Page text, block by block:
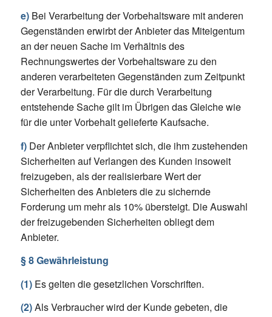
e)Bei Verarbeitung der Vorbehaltsware mit anderen
Gegenständen erwirbt der Anbieter das Miteigentum
an der neuen Sache im Verhältnis des
Rechnungswertes der Vorbehaltsware zu den
anderen verarbeiteten Gegenständen zum Zeitpunkt
der Verarbeitung. Für die durch Verarbeitung
entstehende Sache gilt im Übrigen das Gleiche wie
für die unter Vorbehalt gelieferte Kaufsache.
f)Der Anbieter verpflichtet sich, die ihm zustehenden
Sicherheiten auf Verlangen des Kunden insoweit
freizugeben, als der realisierbare Wert der
Sicherheiten des Anbieters die zu sichernde
Forderung um mehr als 10% übersteigt. Die Auswahl
der freizugebenden Sicherheiten obliegt dem
Anbieter.
§ 8 Gewährleistung
(1)Es gelten die gesetzlichen Vorschriften.
(2)Als Verbraucher wird der Kunde gebeten, die